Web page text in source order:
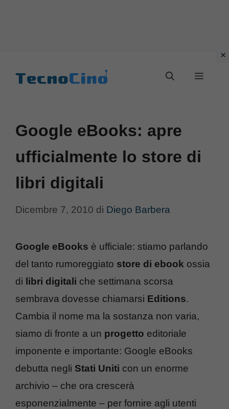
Menu
Google eBooks: apre
ufficialmente lo store di
libri digitali
Dicembre 7, 2010 di Diego Barbera
Google eBooks è ufficiale: stiamo parlando
del tanto rumoreggiato store di ebook ossia
di libri digitali che settimana scorsa
sembrava dovesse chiamarsi Editions.
Cambia il nome ma la sostanza non varia,
siamo di fronte a un progetto editoriale
imponente e importante: Google eBooks
debutta negli Stati Uniti con un enorme
archivio – che ora crescerà
esponenzialmente – per fornire agli utenti